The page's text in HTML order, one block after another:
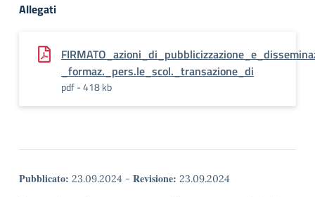
Allegati
_formaz._pers.le_scol._transazione_di
pdf - 418 kb
Pubblicato: 23.09.2024 - Revisione: 23.09.2024